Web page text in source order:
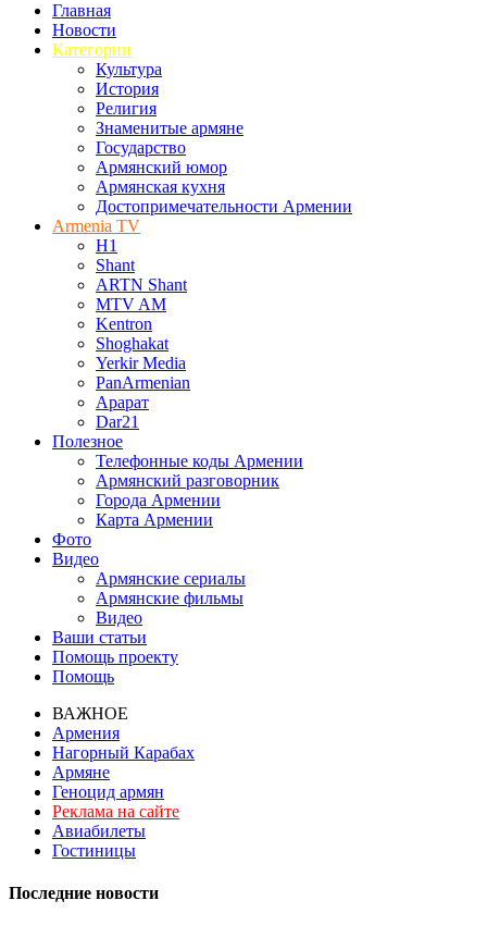
Главная
Новости
Категории
Культура
История
Религия
Знаменитые армяне
Государство
Армянский юмор
Армянская кухня
Достопримечательности Армении
Armenia TV
H1
Shant
ARTN Shant
MTV AM
Kentron
Shoghakat
Yerkir Media
PanArmenian
Арарат
Dar21
Полезное
Телефонные коды Армении
Армянский разговорник
Города Армении
Карта Армении
Фото
Видео
Армянские сериалы
Армянские фильмы
Видео
Ваши статьи
Помощь проекту
Помощь
ВАЖНОЕ
Армения
Нагорный Карабах
Армяне
Геноцид армян
Реклама на сайте
Авиабилеты
Гостиницы
Последние новости